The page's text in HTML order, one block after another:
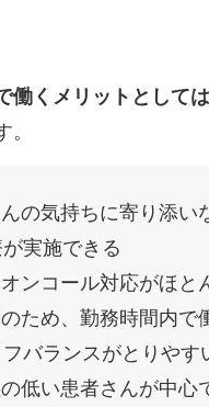
働くメリットとして
の気持ちに寄り添い
実施できる
ンコール対応がほと
ため、勤務時間内で
バランスがとりやす
低い患者さんが中心